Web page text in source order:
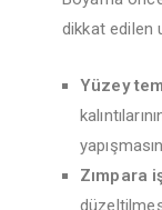
dikkat edilen
Yüzey
Zımpara